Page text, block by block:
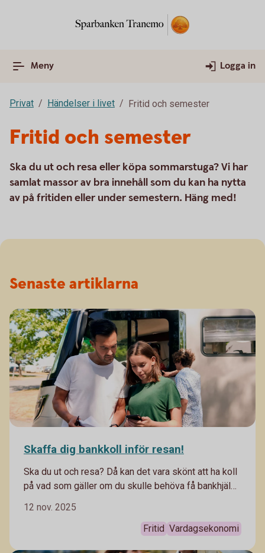
Meny Logga in
Privat Händelser i livet Fritid och semester
Fritid och semester
Ska du ut och resa eller köpa sommarstuga? Vi har
samlat massor av bra innehåll som du kan ha nytta
av på fritiden eller under semestern. Häng med!
Senaste artiklarna
Skaffa dig bankkoll inför resan!
Ska du ut och resa? Då kan det vara skönt att ha koll
på vad som gäller om du skulle behöva få bankhjälp
12 nov. 2025
Fritid Vardagsekonomi